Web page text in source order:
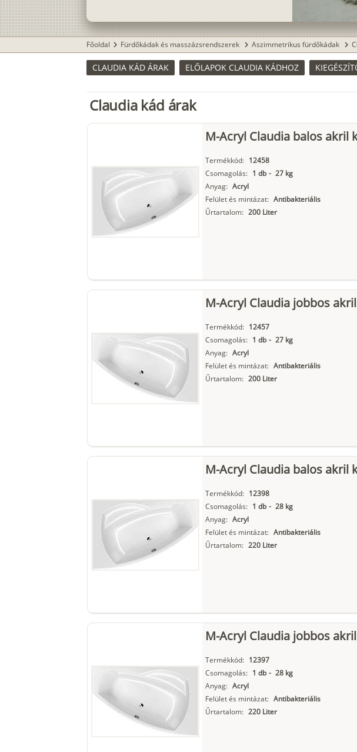
Főoldal chevron_right Fürdőkádak és masszázsrendszerek chevron_right Aszimmetrikus fürdőkádak chevron_right
CLAUDIA KÁD ÁRAK ELŐLAPOK CLAUDIA KÁDHOZ
Claudia kád árak
M-Acryl Claudia balos akril
Termékkód: 12458
Csomagolás: 1 db - 27 kg
Anyag: Acryl
Felület és mintázat: Antibakteriális
Űrtartalom: 200 Liter
M-Acryl Claudia jobbos
Termékkód: 12457
Csomagolás: 1 db - 27 kg
Anyag: Acryl
Felület és mintázat: Antibakteriális
Űrtartalom: 200 Liter
M-Acryl Claudia balos akril
Termékkód: 12398
Csomagolás: 1 db - 28 kg
Anyag: Acryl
Felület és mintázat: Antibakteriális
Űrtartalom: 220 Liter
M-Acryl Claudia jobbos
Termékkód: 12397
Csomagolás: 1 db - 28 kg
Anyag: Acryl
Felület és mintázat: Antibakteriális
Űrtartalom: 220 Liter